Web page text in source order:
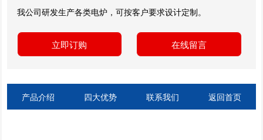
我公司研发生产各类电炉，可按客户要求设计定制。
立即订购 在线留言
产品介绍 四大优势 联系我们 返回首页